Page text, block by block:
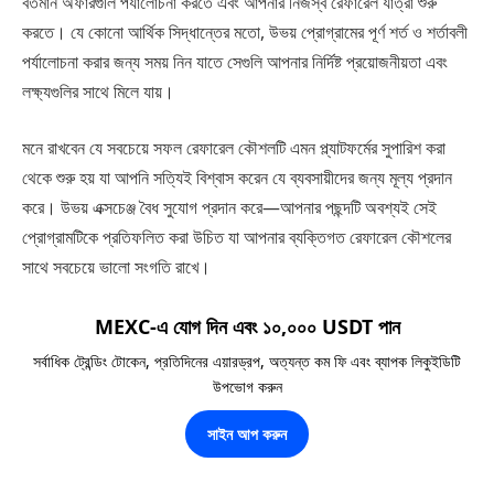
করতে। যে কোনো আর্থিক সিদ্ধান্তের মতো, উভয় প্রোগ্রামের পূর্ণ শর্ত ও শর্তাবলী
পর্যালোচনা করার জন্য সময় নিন যাতে সেগুলি আপনার নির্দিষ্ট প্রয়োজনীয়তা এবং
লক্ষ্যগুলির সাথে মিলে যায়।
মনে রাখবেন যে সবচেয়ে সফল রেফারেল কৌশলটি এমন প্ল্যাটফর্মের সুপারিশ করা
থেকে শুরু হয় যা আপনি সত্যিই বিশ্বাস করেন যে ব্যবসায়ীদের জন্য মূল্য প্রদান
করে। উভয় এক্সচেঞ্জ বৈধ সুযোগ প্রদান করে—আপনার পছন্দটি অবশ্যই সেই
প্রোগ্রামটিকে প্রতিফলিত করা উচিত যা আপনার ব্যক্তিগত রেফারেল কৌশলের
সাথে সবচেয়ে ভালো সংগতি রাখে।
MEXC-এ যোগ দিন এবং ১০,০০০ USDT পান
সর্বাধিক ট্রেন্ডিং টোকেন, প্রতিদিনের এয়ারড্রপ, অত্যন্ত কম ফি এবং ব্যাপক লিকুইডিটি
উপভোগ করুন
সাইন আপ করুন